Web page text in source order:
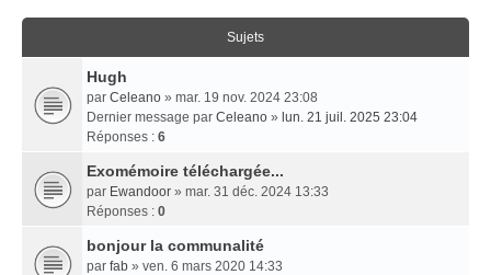
Sujets
Hugh
par Celeano » mar. 19 nov. 2024 23:08
Dernier message par Celeano » lun. 21 juil. 2025 23:04
Réponses : 6
Exomémoire téléchargée...
par Ewandoor » mar. 31 déc. 2024 13:33
Réponses : 0
bonjour la communalité
par fab » ven. 6 mars 2020 14:33